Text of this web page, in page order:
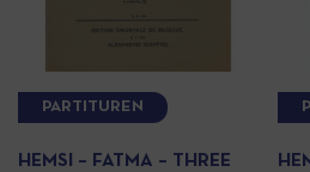
PARTITUREN
HEMSI – FATMA – THREE